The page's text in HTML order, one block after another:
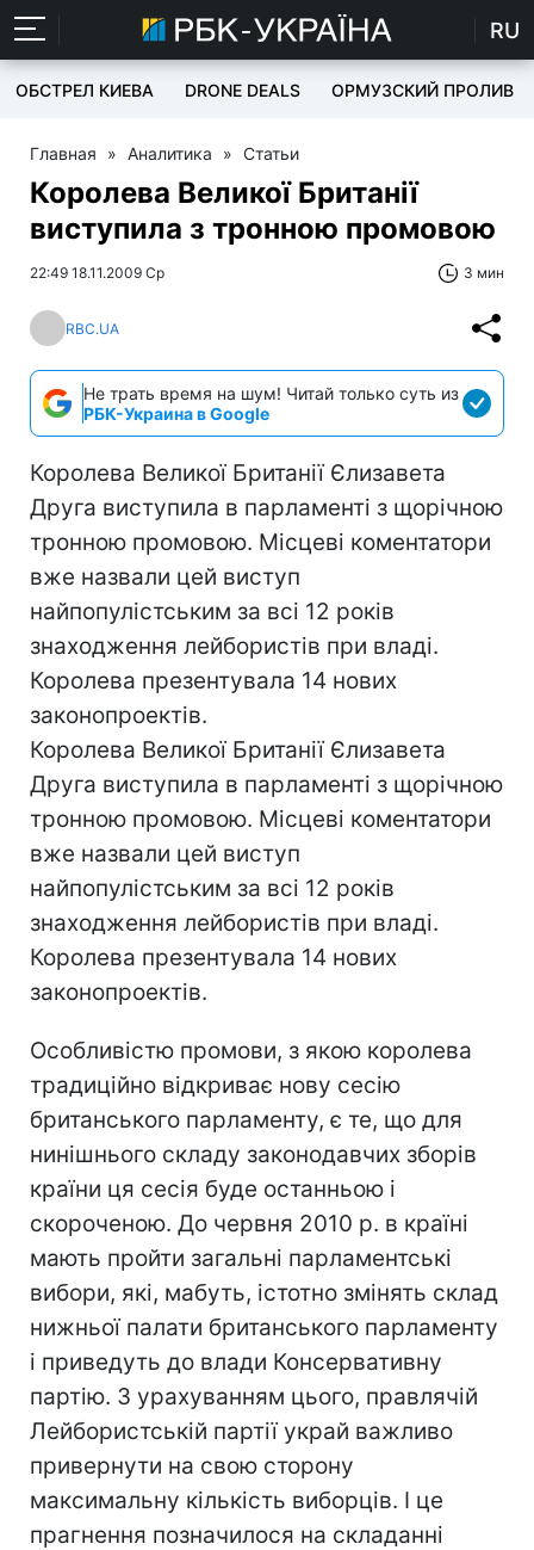
RU
ОБСТРЕЛ КИЕВА DRONE DEALS ОРМУЗСКИЙ ПРОЛИВ
Главная » Аналитика » Статьи
Королева Великої Британії
виступила з тронною промовою
22:49 18.11.2009 Ср 3 мин
RBC.UA
Не трать время на шум! Читай только суть из
РБК-Украина в Google
Королева Великої Британії Єлизавета
Друга виступила в парламенті з щорічною
тронною промовою. Місцеві коментатори
вже назвали цей виступ
найпопулістським за всі 12 років
знаходження лейбористів при владі.
Королева презентувала 14 нових
законопроектів.
Королева Великої Британії Єлизавета
Друга виступила в парламенті з щорічною
тронною промовою. Місцеві коментатори
вже назвали цей виступ
найпопулістським за всі 12 років
знаходження лейбористів при владі.
Королева презентувала 14 нових
законопроектів.
Особливістю промови, з якою королева
традиційно відкриває нову сесію
британського парламенту, є те, що для
нинішнього складу законодавчих зборів
країни ця сесія буде останньою і
скороченою. До червня 2010 р. в країні
мають пройти загальні парламентські
вибори, які, мабуть, істотно змінять склад
нижньої палати британського парламенту
і приведуть до влади Консервативну
партію. З урахуванням цього, правлячій
Лейбористській партії украй важливо
привернути на свою сторону
максимальну кількість виборців. І це
прагнення позначилося на складанні